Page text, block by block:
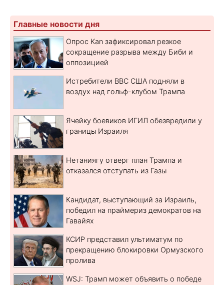
Главные новости дня
Опрос Kan зафиксировал резкое
сокращение разрыва между Биби и
оппозицией
Истребители ВВС США подняли в
воздух над гольф-клубом Трампа
Ячейку боевиков ИГИЛ обезвредили у
границы Израиля
Нетаниягу отверг план Трампа и
отказался отступать из Газы
Кандидат, выступающий за Израиль,
победил на праймериз демократов на
Гавайях
КСИР представил ультиматум по
прекращению блокировки Ормузского
пролива
WSJ: Трамп может объявить о победе